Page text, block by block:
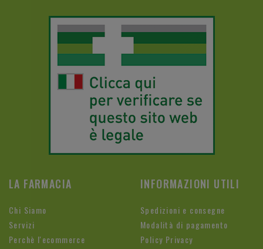
LA FARMACIA
Chi Siamo
Servizi
Perchè l'ecommerce
INFORMAZIONI UTILI
Spedizioni e consegne
Modalità di pagamento
Policy Privacy